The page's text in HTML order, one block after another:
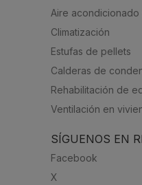
Aire acondicionado
Climatización
Estufas de pellets
Calderas de
Rehabilitación de
Ventilación en
SÍGUENOS EN
Facebook
X